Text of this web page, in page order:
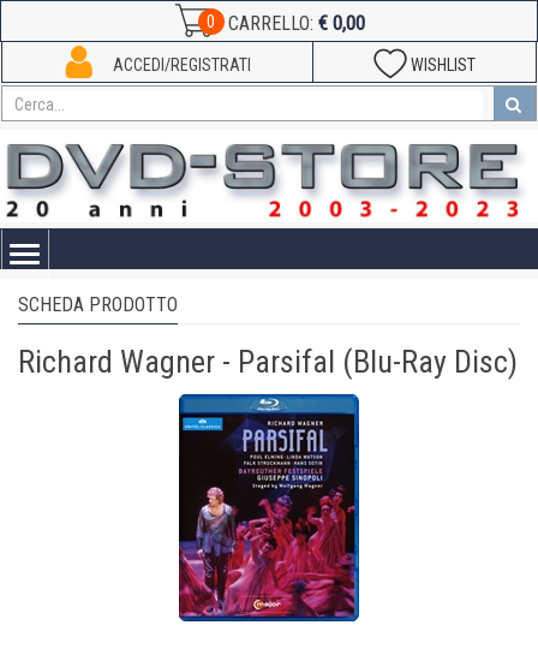
0 CARRELLO: € 0,00
WISHLIST
ACCEDI/REGISTRATI
Toggle
SCHEDA PRODOTTO
Richard Wagner - Parsifal (Blu-Ray Disc)